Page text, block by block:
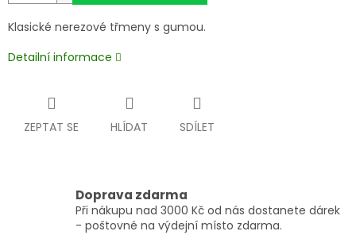
Klasické nerezové třmeny s gumou.
Detailní informace
ZEPTAT SE HLÍDAT SDÍLET
Doprava zdarma
Při nákupu nad 3000 Kč od nás dostanete dárek
- poštovné na výdejní místo zdarma.